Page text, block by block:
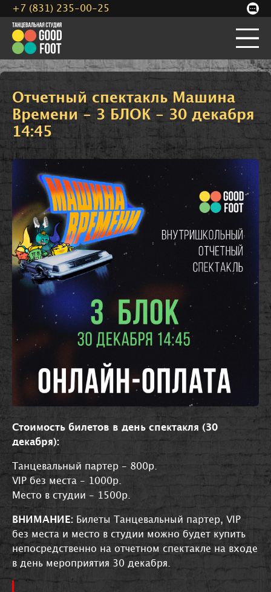
Отчетный спектакль Машина
Времени - 3 БЛОК - 30 декабря
14:45
Стоимость билетов в день спектакля (30
декабря):
Танцевальный партер - 800р.
VIP без места - 1000р.
Место в студии - 1500р.
ВНИМАНИЕ: Билеты Танцевальный партер, VIP
без места и место в студии можно будет купить
непосредственно на отчетном спектакле на входе
в день мероприятия 30 декабря.
+7 (831) 235-00-25